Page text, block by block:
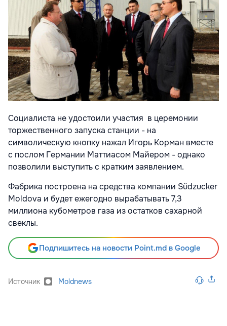
Социалиста не удостоили участия в церемонии
торжественного запуска станции - на
символическую кнопку нажал Игорь Корман вместе
с послом Германии Маттиасом Майером - однако
позволили выступить с кратким заявлением.
Фабрика построена на средства компании Südzucker
Moldova и будет ежегодно вырабатывать 7,3
миллиона кубометров газа из остатков сахарной
свеклы.
Подпишитесь на новости Point.md в Google
Источник Moldnews